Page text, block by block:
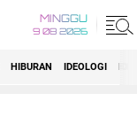
MINGGU
9 08 2026
HIBURAN IDEOLOGI